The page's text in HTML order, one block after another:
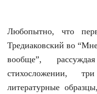
Любопытно, что
Тредиаковский во
вообще”,
стихосложении,
литературные